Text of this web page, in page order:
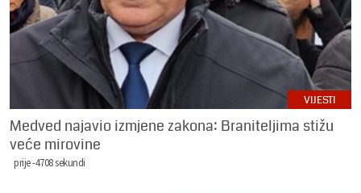
VIJESTI
Medved najavio izmjene zakona: Braniteljima stižu
veće mirovine
prije -4708 sekundi